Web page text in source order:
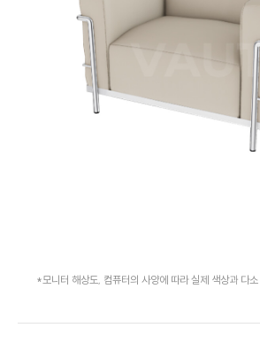
*모니터 해상도, 컴퓨터의 사양에 따라 실제 색상과 다